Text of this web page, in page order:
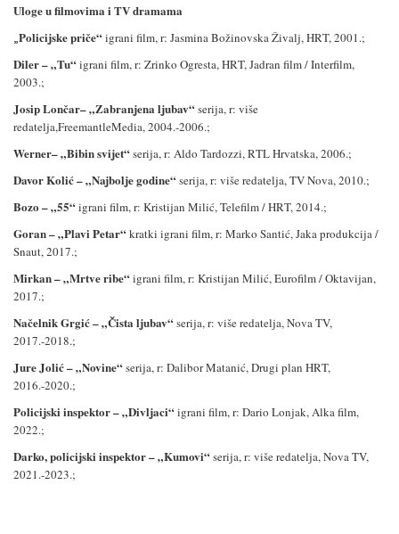
Ulogeu filmovima i TV dramama
Policijske priče“igrani film, r: Jasmina Božinovska Živalj, HRT, 2001.;
Diler – „Tu“igrani film, r: Zrinko Ogresta, HRT, Jadran film / Interfilm,
2003.;
Josip Lončar– „Zabranjena ljubav“serija, r: više
redatelja,FreemantleMedia, 2004.-2006.;
Werner– „Bibin svijet“serija, r: Aldo Tardozzi, RTL Hrvatska, 2006.;
Davor Kolić – „Najbolje godine“serija, r: više redatelja, TV Nova, 2010.;
Bozo – „55“igrani film, r: Kristijan Milić, Telefilm / HRT, 2014.;
Goran – „Plavi Petar“kratki igrani film, r: Marko Santić, Jaka produkcija /
Snaut, 2017.;
Mirkan – „Mrtve ribe“igrani film, r: Kristijan Milić, Eurofilm / Oktavijan,
2017.;
Načelnik Grgić – „Čista ljubav“serija, r: više redatelja, Nova TV,
2017.-2018.;
Jure Jolić – „Novine“serija, r: Dalibor Matanić, Drugi plan HRT,
2016.-2020.;
Policijski inspektor – „Divljaci“igrani film, r: Dario Lonjak, Alka film,
2022.;
Darko, policijski inspektor – „Kumovi“serija, r: više redatelja, Nova TV,
2021.-2023.;